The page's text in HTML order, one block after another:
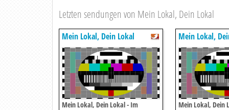
Letzten sendungen von Mein Lokal, Dein Lokal
Mein Lokal, Dein Lokal
Mein Lokal, Dein Lokal - Im
Mein Lokal,
Mein Lokal, Dein